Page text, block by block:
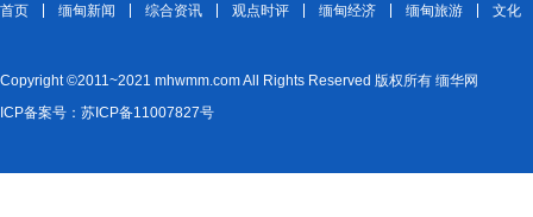
首页 缅甸新闻 综合资讯 观点时评 缅甸经济 缅甸旅游 文化
Copyright ©2011~2021 mhwmm.com All Rights Reserved 版权所有 缅华网
ICP备案号：苏ICP备11007827号